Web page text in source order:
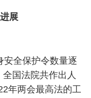
展
安全保护令数量逐
全国法院共作出人
年两会最高法的工